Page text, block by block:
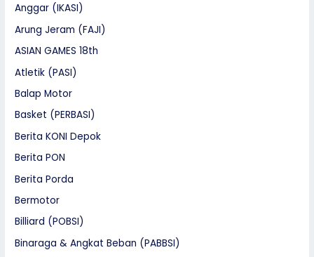
Anggar (IKASI)
Arung Jeram (FAJI)
ASIAN GAMES 18th
Atletik (PASI)
Balap Motor
Basket (PERBASI)
Berita KONI Depok
Berita PON
Berita Porda
Bermotor
Billiard (POBSI)
Binaraga & Angkat Beban (PABBSI)